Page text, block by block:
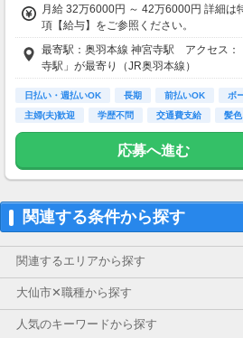
月給 32万6000円 ～ 42万6000円 詳細は
項【給与】をご参照ください。
最寄駅：奥羽本線 神宮寺駅 アクセス：
寺駅」が最寄り（JR奥羽本線）
日払い・週払いOK 長期 前払いOK ボ
主婦(夫)歓迎
学歴不問 交通費支給 髪
応募へ進む
関連する条件から探す
関連するエリアから探す
大仙市✕職種から探す
人気のキーワードから探す